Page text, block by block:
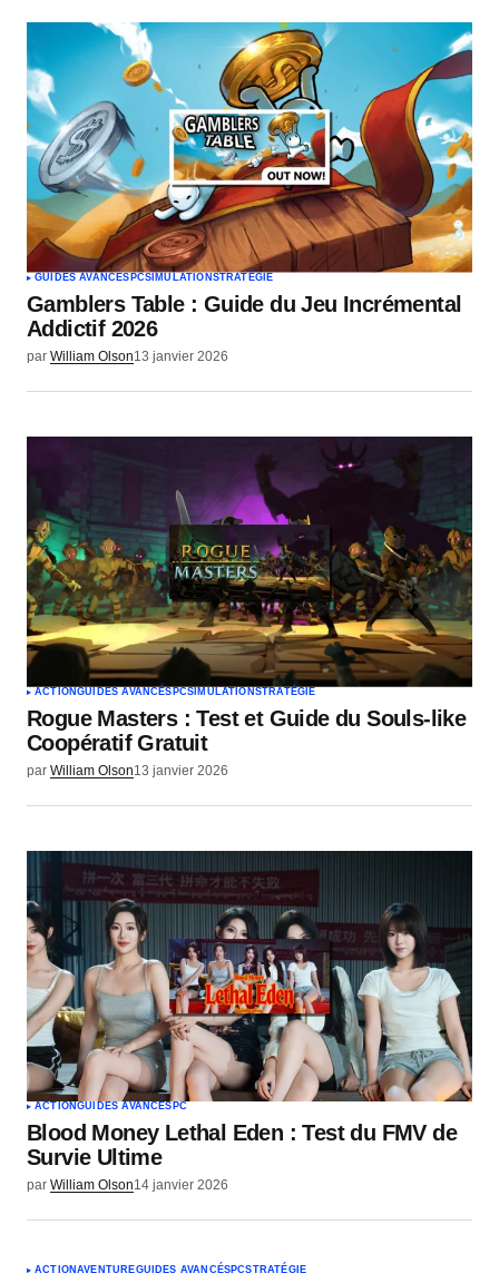
GUIDES AVANCÉS PCSIMULATION STRATÉGIE
Gamblers Table : Guide du Jeu Incrémental
Addictif 2026
par William Olson13 janvier 2026
ACTIONGUIDES AVANCÉS PCSIMULATION STRATÉGIE
Rogue Masters : Test et Guide du Souls-like
Coopératif Gratuit
par William Olson13 janvier 2026
ACTIONGUIDES AVANCÉS PC
Blood Money Lethal Eden : Test du FMV de
Survie Ultime
par William Olson14 janvier 2026
ACTIONAVENTUREGUIDES AVANCÉS PCSTRATÉGIE